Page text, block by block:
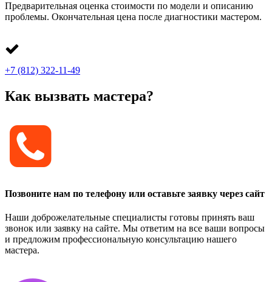
Предварительная оценка стоимости по модели и описанию
проблемы. Окончательная цена после диагностики мастером.
+7 (812) 322-11-49
Как вызвать мастера?
Позвоните нам по телефону или оставьте заявку через сайт
Наши доброжелательные специалисты готовы принять ваш
звонок или заявку на сайте. Мы ответим на все ваши вопросы
и предложим профессиональную консультацию нашего
мастера.